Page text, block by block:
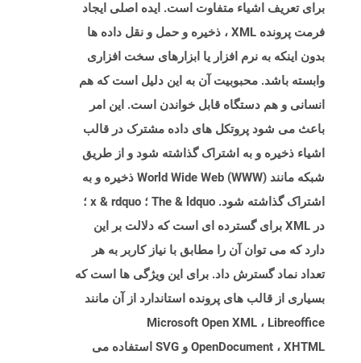
برای تعریف اشیاء متفاوت است. ایده اصلی ایجاد
فرمت پرونده XML ، ذخیره و حمل و نقل داده ها
بدون اینکه به نرم افزار یا ابزارهای سخت افزاری
وابسته باشد. محبوبیت آن به این دلیل است که هم
انسانی و هم دستگاه قابل خواندن است. این امر
باعث می شود پروتکل های داده مشترک در قالب
اشیاء ذخیره و به اشتراک گذاشته شود و از طریق
شبکه مانند World Wide Web (WWW) ذخیره و به
اشتراک گذاشته شود. The & ldquo ؛ x & rdquo ؛
در XML برای گسترده ای است که دلالت بر این
دارد که می توان آن را مطابق با نیاز کاربر به هر
تعداد نماد گسترش داد. برای این ویژگی ها است که
بسیاری از قالب های پرونده استاندارد از آن مانند
Microsoft Open XML ، Libreoffice
OpenDocument ، XHTML و SVG استفاده می